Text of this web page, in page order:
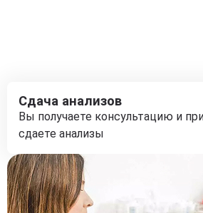
Сдача анализов
Вы получаете консультацию и
сдаете анализы